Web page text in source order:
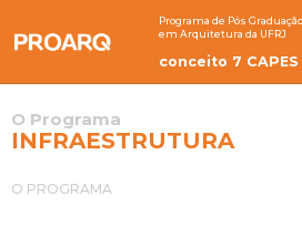
Programa de Pós Graduação
em Arquitetura da UFRJ
conceito 7 CAPES
O Programa
INFRAESTRUTURA
O PROGRAMA